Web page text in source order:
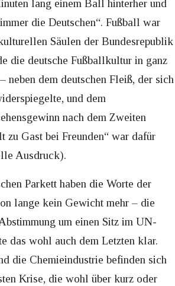
lang einem Ball hinterher und
die Deutschen“. Fußball war
Säulen der Bundesrepublik
die deutsche Fußballkultur in ganz
neben dem deutschen Fleiß, der sich
und dem
nach dem Zweiten
zu Gast bei Freunden“ war dafür
Ausdruck).
Parkett haben die Worte der
lange kein Gewicht mehr – die
um einen Sitz im UN-
das wohl auch dem Letzten klar.
die Chemieindustrie befinden sich
Krise, die wohl über kurz oder